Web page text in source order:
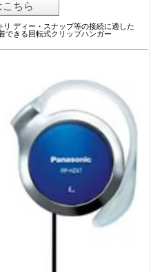
ちら
ディー・スナップ等の接続に適した
できる回転式クリップハンガー